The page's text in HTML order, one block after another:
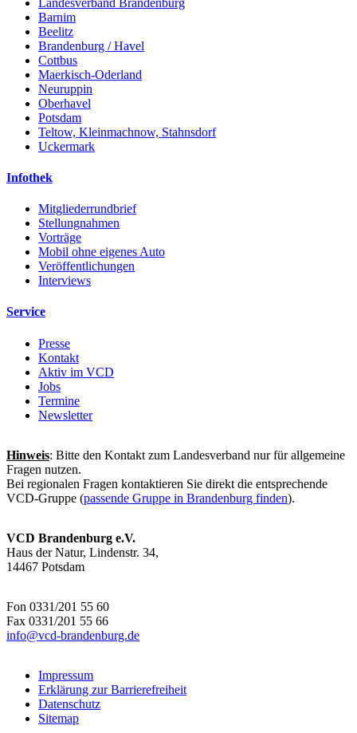
Barnim
Beelitz
Brandenburg / Havel
Cottbus
Maerkisch-Oderland
Neuruppin
Oberhavel
Potsdam
Teltow, Kleinmachnow, Stahnsdorf
Uckermark
Infothek
Mitgliederrundbrief
Stellungnahmen
Vorträge
Mobil ohne eigenes Auto
Veröffentlichungen
Interviews
Service
Presse
Kontakt
Aktiv im VCD
Jobs
Termine
Newsletter
Hinweis: Bitte den Kontakt zum Landesverband nur für allgemeine
Fragen nutzen.
Bei regionalen Fragen kontaktieren Sie direkt die entsprechende
VCD-Gruppe (passende Gruppe in Brandenburg finden).
VCD Brandenburg e.V.
Haus der Natur, Lindenstr. 34,
14467 Potsdam
Fon 0331/201 55 60
Fax 0331/201 55 66
info@vcd-brandenburg.de
Impressum
Erklärung zur Barrierefreiheit
Datenschutz
Sitemap